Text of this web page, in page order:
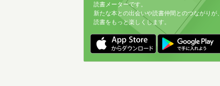
読書メーターです。
新たな本との出会いや読書仲間とのつながりが、
読書をもっと楽しくします。